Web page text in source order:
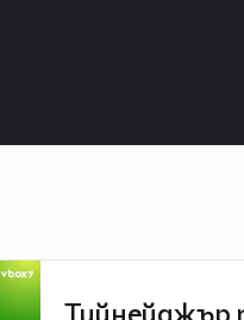
Тийнейджър